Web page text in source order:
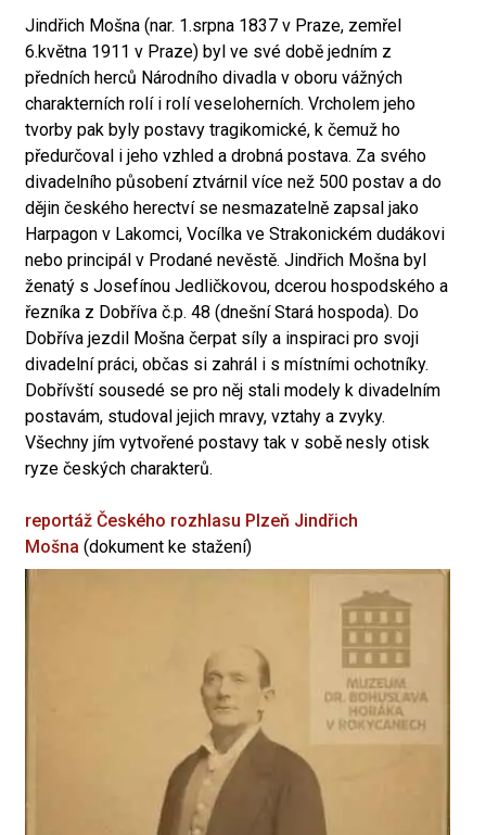
Jindřich Mošna (nar. 1.srpna 1837 v Praze, zemřel
6.května 1911 v Praze) byl ve své době jedním z
předních herců Národního divadla v oboru vážných
charakterních rolí i rolí veseloherních. Vrcholem jeho
tvorby pak byly postavy tragikomické, k čemuž ho
předurčoval i jeho vzhled a drobná postava. Za svého
divadelního působení ztvárnil více než 500 postav a do
dějin českého herectví se nesmazatelně zapsal jako
Harpagon v Lakomci, Vocílka ve Strakonickém dudákovi
nebo principál v Prodané nevěstě. Jindřich Mošna byl
ženatý s Josefínou Jedličkovou, dcerou hospodského a
řezníka z Dobříva č.p. 48 (dnešní Stará hospoda). Do
Dobříva jezdil Mošna čerpat síly a inspiraci pro svoji
divadelní práci, občas si zahrál i s místními ochotníky.
Dobřívští sousedé se pro něj stali modely k divadelním
postavám, studoval jejich mravy, vztahy a zvyky.
Všechny jím vytvořené postavy tak v sobě nesly otisk
ryze českých charakterů.
reportáž Českého rozhlasu Plzeň Jindřich
Mošna (dokument ke stažení)